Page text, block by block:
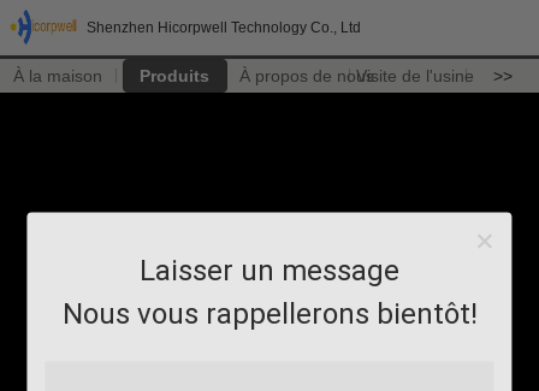
Shenzhen Hicorpwell Technology Co., Ltd
À la maison Produits À propos de nousVisite de l'usine >>
Laisser un message
Nous vous rappellerons bientôt!